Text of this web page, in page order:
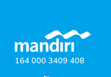
164 000 3409 408